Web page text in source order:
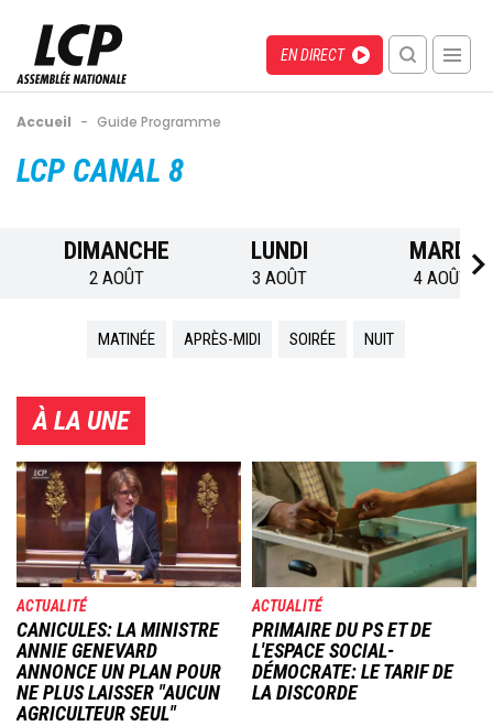
contenu
principal
Menu
recherche
mobile
Direct
EN DIRECT
Fil
Accueil - Guide Programme
Back
LCP CANAL 8
DIMANCHE
2 AOÛT
LUNDI
3 AOÛT
MARDI
4 AOÛT
MATINÉE APRÈS-MIDI SOIRÉE NUIT
À LA UNE
Image
ACTUALITÉ
CANICULES: LA MINISTRE
ANNIE GENEVARD
ANNONCE UN PLAN POUR
NE PLUS LAISSER "AUCUN
AGRICULTEUR SEUL"
Image
ACTUALITÉ
PRIMAIRE DU PS ET DE
L'ESPACE SOCIAL-
DÉMOCRATE: LE TARIF DE
LA DISCORDE